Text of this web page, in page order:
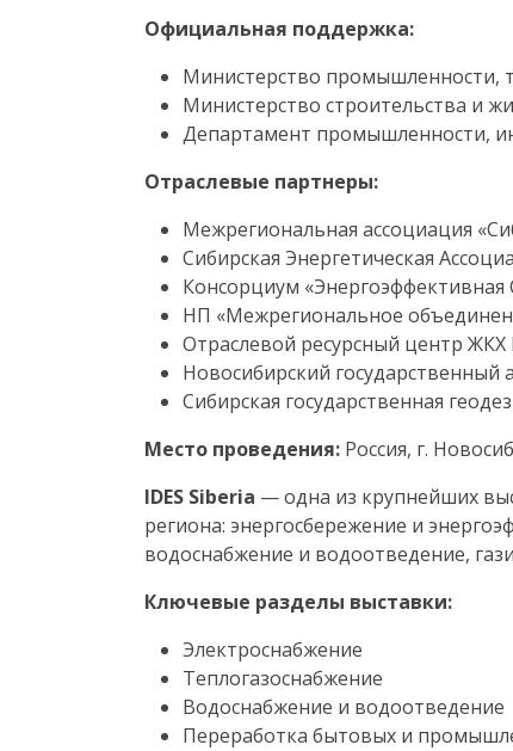
Официальная поддержка:
Министерство промышленности,
Министерство строительства и
Департамент промышленности,
Отраслевые партнеры:
Межрегиональная ассоциация
Сибирская Энергетическая
Консорциум «Энергоэффективная
НП «Межрегиональное
Отраслевой ресурсный центр ЖКХ
Новосибирский государственный
Сибирская государственная
Место проведения: Россия, г.
IDES Siberia — одна из крупнейших
региона: энергосбережение и
водоснабжение и водоотведение,
Ключевые разделы выставки:
Электроснабжение
Теплогазоснабжение
Водоснабжение и водоотведение
Переработка бытовых и